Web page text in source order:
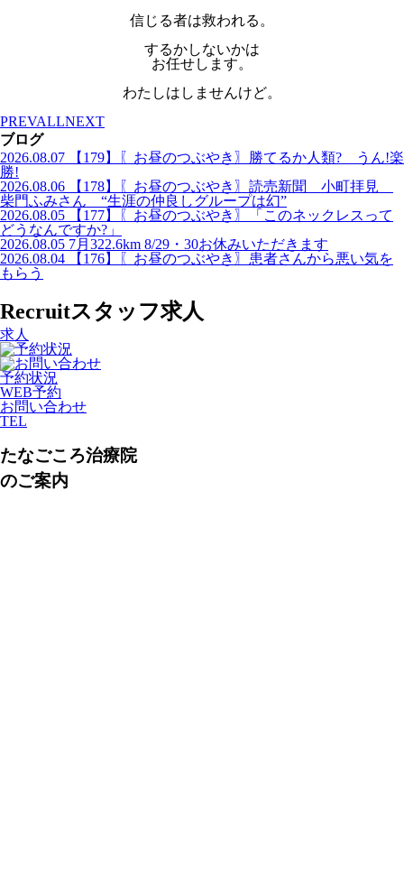
信じる者は救われる。
するかしないかは
お任せします。
わたしはしませんけど。
PREVALLNEXT
ブログ
2026.08.07
【179】〖お昼のつぶやき〗勝てるか人類? うん!楽
勝!
2026.08.06
【178】〖お昼のつぶやき〗読売新聞 小町拝見
柴門ふみさん “生涯の仲良しグループは幻”
2026.08.05
【177】〖お昼のつぶやき〗「このネックレスって
どうなんですか?」
2026.08.05 7月322.6km 8/29・30お休みいただきます
2026.08.04
【176】〖お昼のつぶやき〗患者さんから悪い気を
もらう
Recruitスタッフ求人
求人
予約状況
WEB予約
お問い合わせ
TEL
たなごころ治療院
のご案内